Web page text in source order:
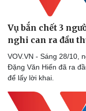
Vụ bắn chết 3
nghi can ra đầu
VOV.VN - Sáng 28/10,
Đặng Văn Hiến đã ra
để lấy lời khai.